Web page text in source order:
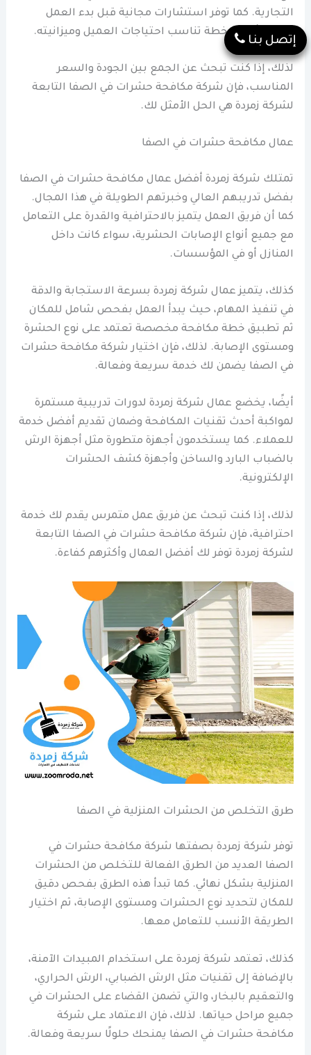
التجارية. كما توفر استشارات مجانية قبل بدء العمل
لتحديد أفضل خطة تناسب احتياجات العميل وميزانيته.
لذلك، إذا كنت تبحث عن الجمع بين الجودة والسعر
المناسب، فإن شركة مكافحة حشرات في الصفا التابعة
لشركة زمردة هي الحل الأمثل لك.
عمال مكافحة حشرات في الصفا
تمتلك شركة زمردة أفضل عمال مكافحة حشرات في الصفا
بفضل تدريبهم العالي وخبرتهم الطويلة في هذا المجال.
كما أن فريق العمل يتميز بالاحترافية والقدرة على التعامل
مع جميع أنواع الإصابات الحشرية، سواء كانت داخل
المنازل أو في المؤسسات.
كذلك، يتميز عمال شركة زمردة بسرعة الاستجابة والدقة
في تنفيذ المهام، حيث يبدأ العمل بفحص شامل للمكان
ثم تطبيق خطة مكافحة مخصصة تعتمد على نوع الحشرة
ومستوى الإصابة. لذلك، فإن اختيار شركة مكافحة حشرات
في الصفا يضمن لك خدمة سريعة وفعالة.
أيضًا، يخضع عمال شركة زمردة لدورات تدريبية مستمرة
لمواكبة أحدث تقنيات المكافحة وضمان تقديم أفضل خدمة
للعملاء. كما يستخدمون أجهزة متطورة مثل أجهزة الرش
بالضباب البارد والساخن وأجهزة كشف الحشرات
الإلكترونية.
لذلك، إذا كنت تبحث عن فريق عمل متمرس يقدم لك خدمة
احترافية، فإن شركة مكافحة حشرات في الصفا التابعة
لشركة زمردة توفر لك أفضل العمال وأكثرهم كفاءة.
طرق التخلص من الحشرات المنزلية في الصفا
توفر شركة زمردة بصفتها شركة مكافحة حشرات في
الصفا العديد من الطرق الفعالة للتخلص من الحشرات
المنزلية بشكل نهائي. كما تبدأ هذه الطرق بفحص دقيق
للمكان لتحديد نوع الحشرات ومستوى الإصابة، ثم اختيار
الطريقة الأنسب للتعامل معها.
كذلك، تعتمد شركة زمردة على استخدام المبيدات الآمنة،
بالإضافة إلى تقنيات مثل الرش الضبابي، الرش الحراري،
والتعقيم بالبخار، والتي تضمن القضاء على الحشرات في
جميع مراحل حياتها. لذلك، فإن الاعتماد على شركة
مكافحة حشرات في الصفا يمنحك حلولًا سريعة وفعالة.
إتصل بنا